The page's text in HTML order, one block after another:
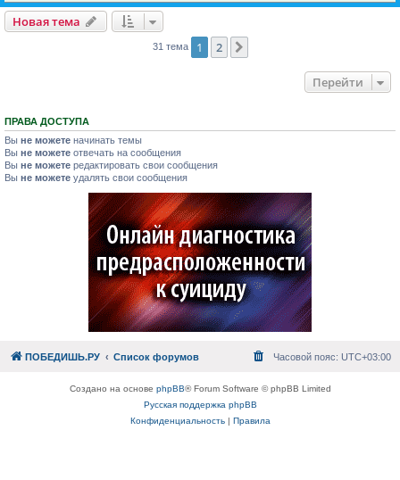
Новая тема
31 тема 1 2
Перейти
ПРАВА ДОСТУПА
Вы не можете начинать темы
Вы не можете отвечать на сообщения
Вы не можете редактировать свои сообщения
Вы не можете удалять свои сообщения
ПОБЕДИШЬ.РУ Список форумов Часовой пояс: UTC+03:00
Создано на основе phpBB® Forum Software © phpBB Limited
Русская поддержка phpBB
Конфиденциальность| Правила